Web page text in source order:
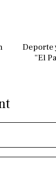
Deporte
“El